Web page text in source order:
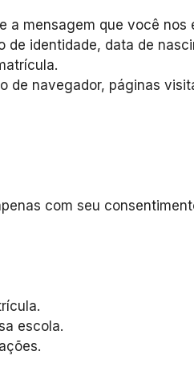
a mensagem que você nos
identidade, data de
de navegador, páginas
com seu
escola.